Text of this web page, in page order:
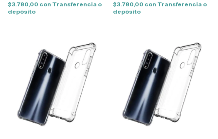
$3.780,00 con Transferencia o
depósito
$3.780,00 con Transferencia o
depósito